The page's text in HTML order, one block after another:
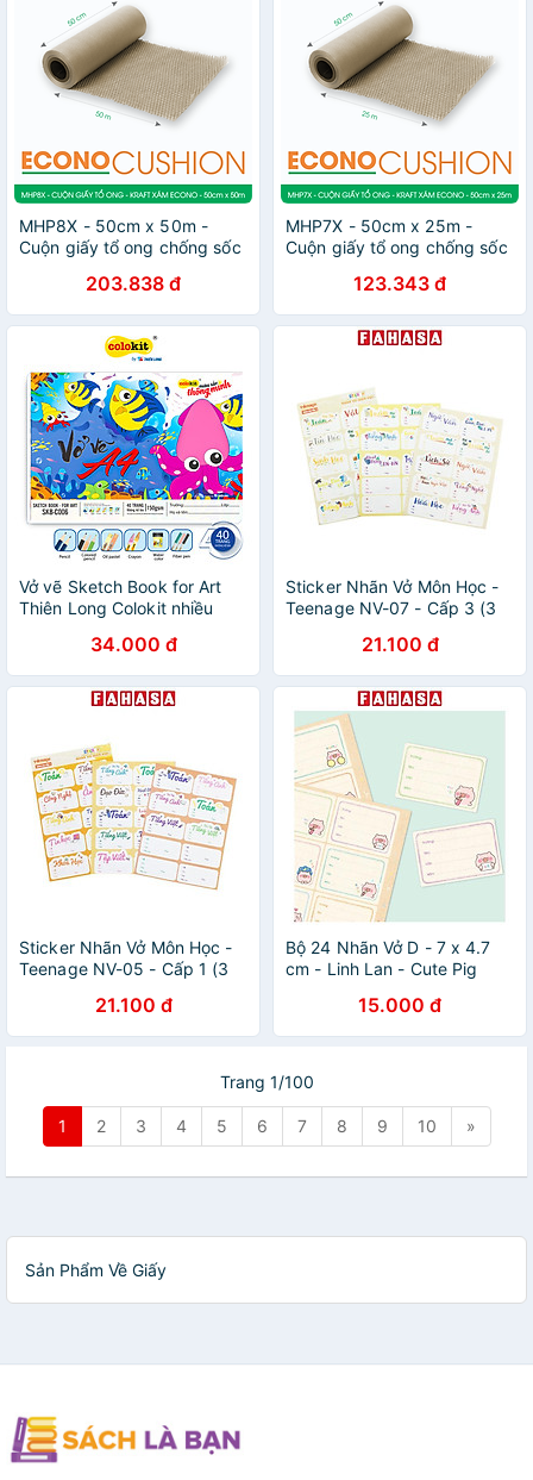
MHP8X - 50cm x 50m -
Cuộn giấy tổ ong chống sốc
203.838 đ
MHP7X - 50cm x 25m -
Cuộn giấy tổ ong chống sốc
123.343 đ
Vở vẽ Sketch Book for Art
Thiên Long Colokit nhiều
34.000 đ
Sticker Nhãn Vở Môn Học -
Teenage NV-07 - Cấp 3 (3
21.100 đ
Sticker Nhãn Vở Môn Học -
Teenage NV-05 - Cấp 1 (3
21.100 đ
Bộ 24 Nhãn Vở D - 7 x 4.7
cm - Linh Lan - Cute Pig
15.000 đ
Trang 1/100
1 2 3 4 5 6 7 8 9 10 »
Sản Phẩm Về Giấy